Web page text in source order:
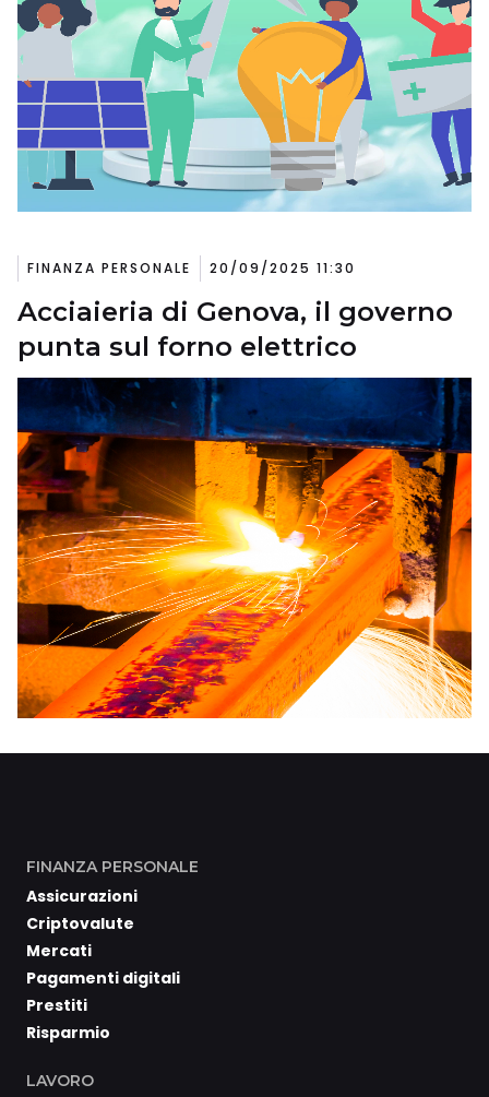
FINANZA PERSONALE 20/09/2025 11:30
Acciaieria di Genova, il governo
punta sul forno elettrico
FINANZA PERSONALE
Assicurazioni
Criptovalute
Mercati
Pagamenti digitali
Prestiti
Risparmio
LAVORO